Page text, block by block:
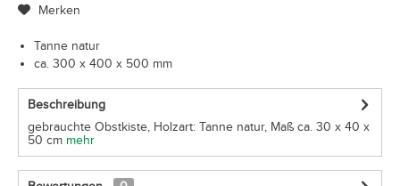
Merken
Tanne natur
ca. 300 x 400 x 500 mm
Beschreibung
gebrauchte Obstkiste, Holzart: Tanne natur, Maß ca. 30 x 40 x
50 cm mehr